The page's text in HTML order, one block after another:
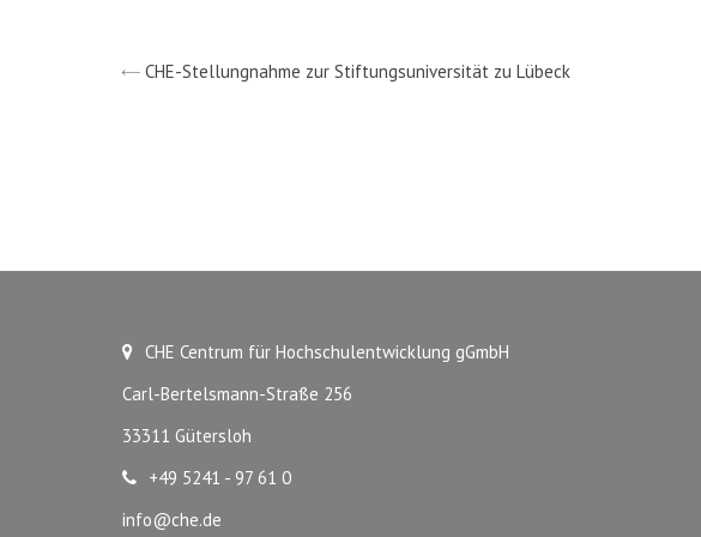
CHE-Stellungnahme zur Stiftungsuniversität zu Lübeck
CHE Centrum für Hochschulentwicklung gGmbH
Carl-Bertelsmann-Straße 256
33311 Gütersloh
+49 5241 - 97 61 0
info@che.de